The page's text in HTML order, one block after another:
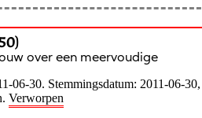
over een meervoudige
06-30. Stemmingsdatum: 2011-06-30,
Verworpen